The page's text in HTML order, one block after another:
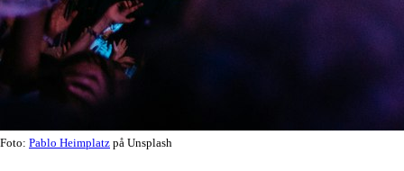
Foto: Pablo Heimplatz på Unsplash